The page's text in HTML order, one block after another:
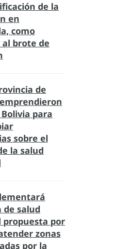
de la
en
como
brote de
de
para
sobre el
la salud
salud
por
zonas
por la